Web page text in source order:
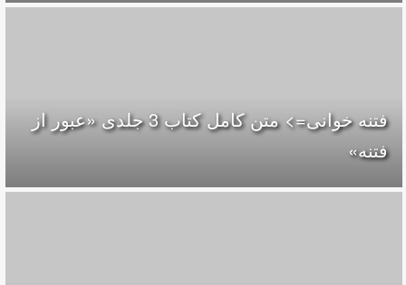
فتنه خوانی=> متن کامل کتاب 3 جلدی «عبور از
فتنه»